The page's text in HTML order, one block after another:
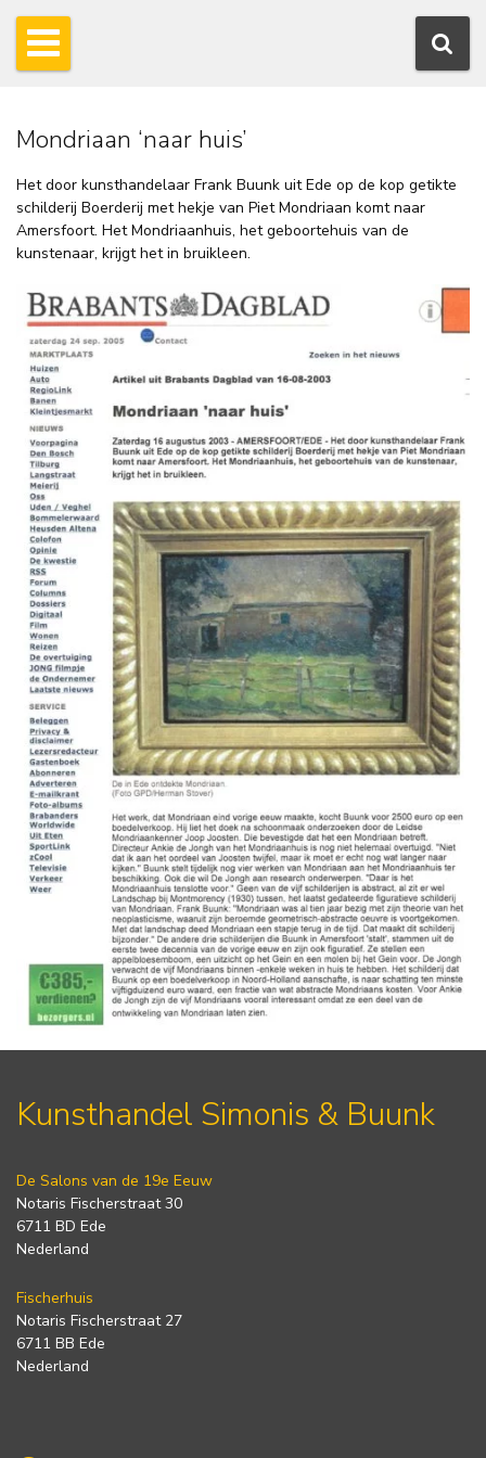
Mondriaan ‘naar huis’
Het door kunsthandelaar Frank Buunk uit Ede op de kop getikte
schilderij Boerderij met hekje van Piet Mondriaan komt naar
Amersfoort. Het Mondriaanhuis, het geboortehuis van de
kunstenaar, krijgt het in bruikleen.
Kunsthandel Simonis & Buunk
De Salons van de 19e Eeuw
Notaris Fischerstraat 30
6711 BD Ede
Nederland
Fischerhuis
Notaris Fischerstraat 27
6711 BB Ede
Nederland